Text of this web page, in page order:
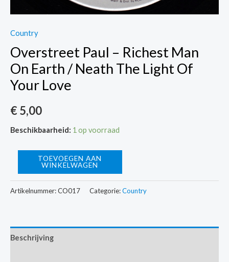
Country
Overstreet Paul – Richest Man
On Earth / Neath The Light Of
Your Love
€5,00
Beschikbaarheid: 1 op voorraad
Overstreet
On
Earth
TOEVOEGEN AAN
WINKELWAGEN
Artikelnummer:CO017 Categorie:Country
Beschrijving